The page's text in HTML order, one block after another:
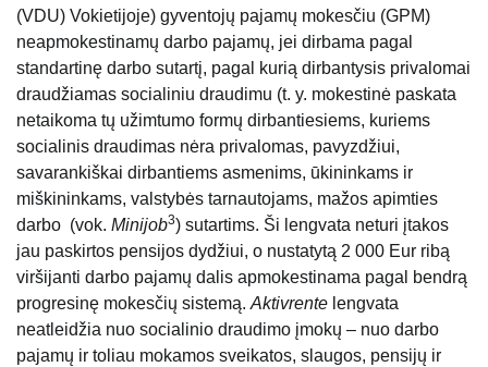
(VDU) Vokietijoje) gyventojų pajamų mokesčiu (GPM)
neapmokestinamų darbo pajamų, jei dirbama pagal
standartinę darbo sutartį, pagal kurią dirbantysis privalomai
draudžiamas socialiniu draudimu (t. y. mokestinė paskata
netaikoma tų užimtumo formų dirbantiesiems, kuriems
socialinis draudimas nėra privalomas, pavyzdžiui,
savarankiškai dirbantiems asmenims, ūkininkams ir
miškininkams, valstybės tarnautojams, mažos apimties
darbo (vok. Minijob3) sutartims. Ši lengvata neturi įtakos
jau paskirtos pensijos dydžiui, o nustatytą 2 000 Eur ribą
viršijanti darbo pajamų dalis apmokestinama pagal bendrą
progresinę mokesčių sistemą.Aktivrente lengvata
neatleidžia nuo socialinio draudimo įmokų – nuo darbo
pajamų ir toliau mokamos sveikatos, slaugos, pensijų ir